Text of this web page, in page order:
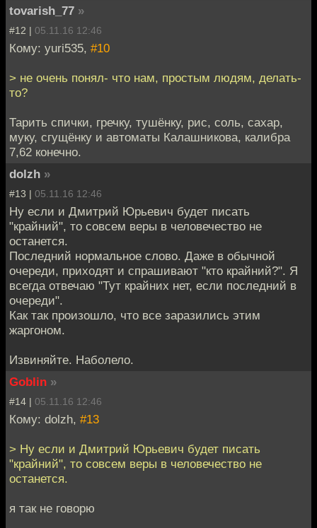
tovarish_77 »
#12 | 05.11.16 12:46
Кому: yuri535, #10
> не очень понял- что нам, простым людям, делать-
то?
Тарить спички, гречку, тушёнку, рис, соль, сахар,
муку, сгущёнку и автоматы Калашникова, калибра
7,62 конечно.
dolzh »
#13 | 05.11.16 12:46
Ну если и Дмитрий Юрьевич будет писать
"крайний", то совсем веры в человечество не
останется.
Последний нормальное слово. Даже в обычной
очереди, приходят и спрашивают "кто крайний?". Я
всегда отвечаю "Тут крайних нет, если последний в
очереди".
Как так произошло, что все заразились этим
жаргоном.
Извиняйте. Наболело.
Goblin »
#14 | 05.11.16 12:46
Кому: dolzh, #13
> Ну если и Дмитрий Юрьевич будет писать
"крайний", то совсем веры в человечество не
останется.
я так не говорю